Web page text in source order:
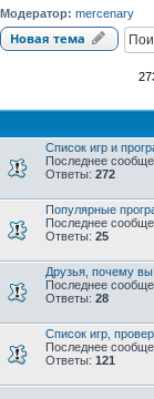
Модератор: mercenary
Новая тема
Список игр и
Последнее
Ответы: 272
Популярные
Последнее
Ответы: 25
Друзья, почему
Последнее
Ответы: 28
Список игр,
Последнее
Ответы: 121